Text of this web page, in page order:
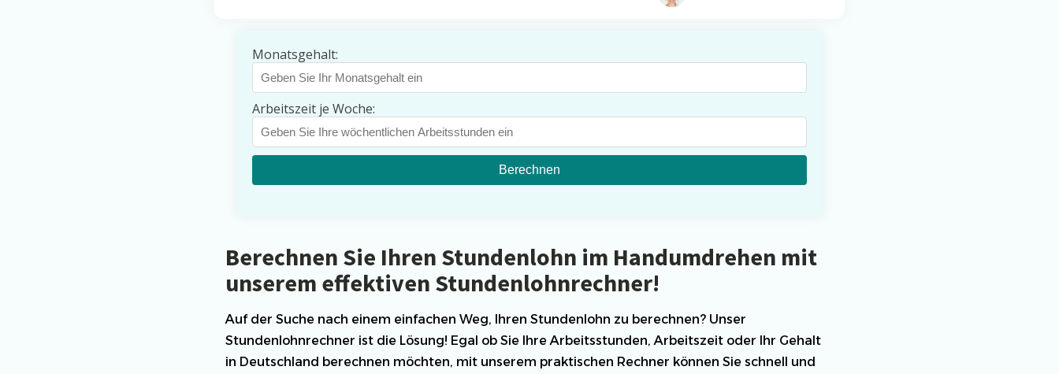
Was ist ein Stundenlohn und warum ist er wichtig?
Die Vorteile der Verwendung eines Stundenlohnrechners
Wie funktioniert unser effektiver Stundenlohnrechner?
Monatsgehalt:
Arbeitszeit je Woche:
Berechnen
Berechnen Sie Ihren Stundenlohn im Handumdrehen mit
unserem effektiven Stundenlohnrechner!
Auf der Suche nach einem einfachen Weg, Ihren Stundenlohn zu berechnen? Unser
Stundenlohnrechner ist die Lösung! Egal ob Sie Ihre Arbeitsstunden, Arbeitszeit oder Ihr Gehalt
in Deutschland berechnen möchten, mit unserem praktischen Rechner können Sie schnell und